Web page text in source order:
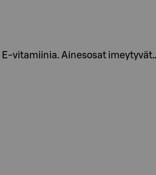
vitamiinia. Ainesosat